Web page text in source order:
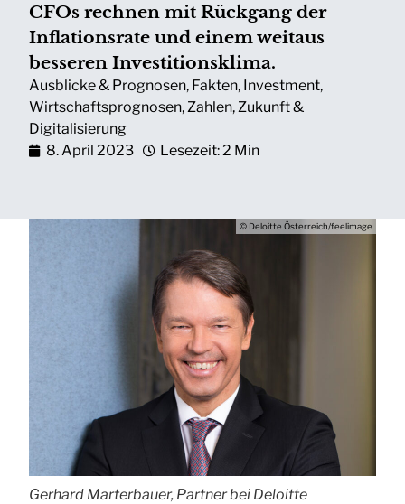
CFOs rechnen mit Rückgang der
Inflationsrate und einem weitaus
besseren Investitionsklima.
Ausblicke & Prognosen, Fakten, Investment,
Wirtschaftsprognosen,Zahlen,Zukunft &
Digitalisierung
8. April 2023
Lesezeit: 2 Min
© Deloitte Österreich/feelimage
Gerhard Marterbauer, Partner bei Deloitte